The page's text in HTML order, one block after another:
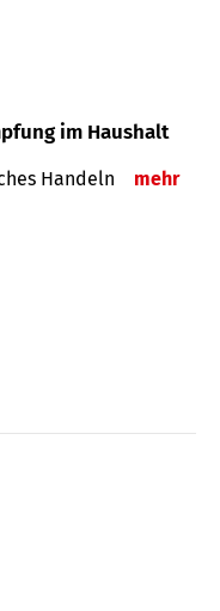
im Haushalt
Han­deln mehr